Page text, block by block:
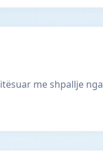
me shpallje nga